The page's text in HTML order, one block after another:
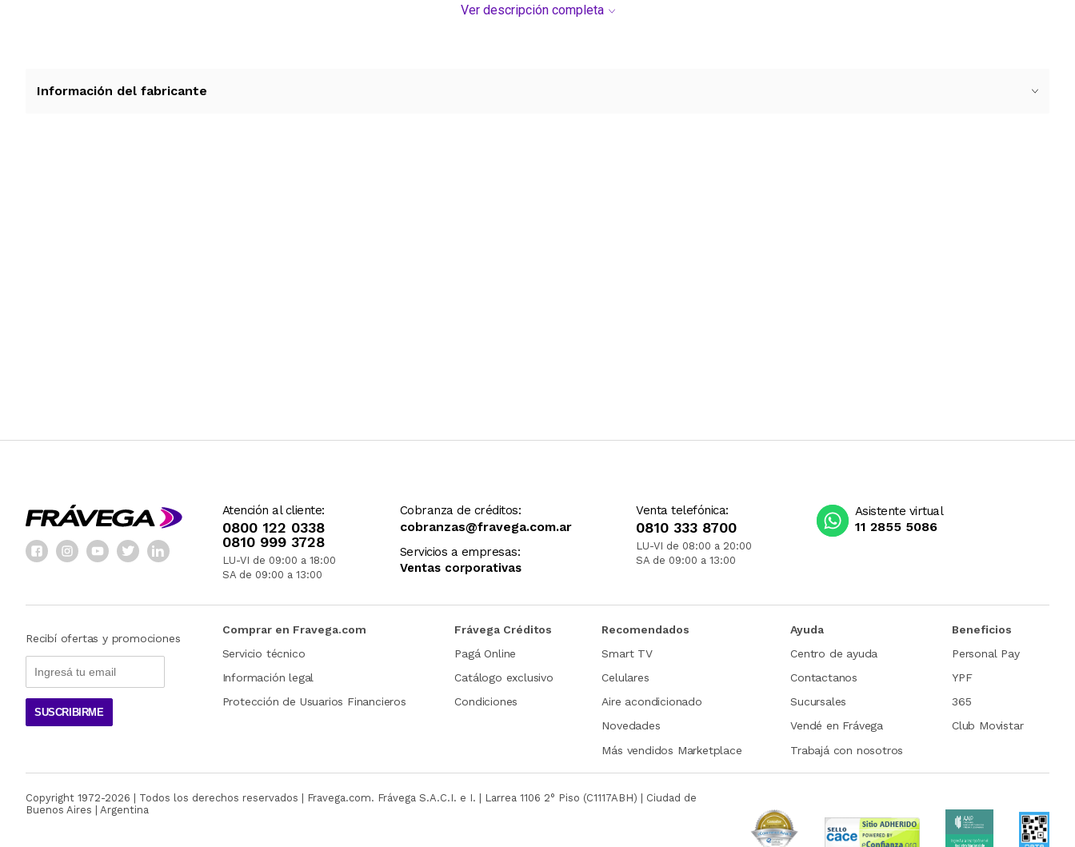
Ver descripción completa
Información del fabricante
Atención al cliente:
0800 122 0338
0810 999 3728
LU-VI de 09:00 a 18:00
SA de 09:00 a 13:00
Cobranza de créditos:
cobranzas@fravega.com.ar
Servicios a empresas:
Ventas corporativas
Venta telefónica:
0810 333 8700
LU-VI de 08:00 a 20:00
SA de 09:00 a 13:00
Asistente virtual
11 2855 5086
Recibí ofertas y promociones
SUSCRIBIRME
Comprar en Fravega.com
Servicio técnico
Información legal
Protección de Usuarios Financieros
Frávega Créditos
Pagá Online
Catálogo exclusivo
Condiciones
Recomendados
Smart TV
Celulares
Aire acondicionado
Novedades
Más vendidos Marketplace
Ayuda
Centro de ayuda
Contactanos
Sucursales
Vendé en Frávega
Trabajá con nosotros
Beneficios
Personal Pay
YPF
365
Club Movistar
Copyright 1972-2026 | Todos los derechos reservados | Fravega.com. Frávega S.A.C.I. e I. | Larrea 1106 2° Piso (C1117ABH) | Ciudad de
Buenos Aires | Argentina